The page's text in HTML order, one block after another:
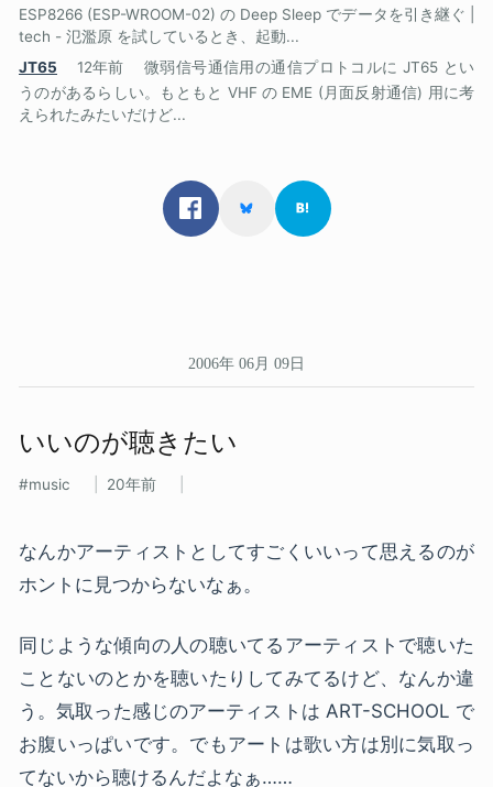
ESP8266 (ESP-WROOM-02) の Deep Sleep でデータを引き継ぐ |
tech - 氾濫原 を試しているとき、起動...
JT65
12年前
微弱信号通信用の通信プロトコルに JT65 とい
うのがあるらしい。もともと VHF の EME (月面反射通信) 用に考
えられたみたいだけど...
2006年 06月 09日
いいのが​聴きたい
music 20年前
なんかアーティストとしてすごくいいって思えるのが
ホントに見つからないなぁ。
同じような傾向の人の聴いてるアーティストで聴いた
ことないのとかを聴いたりしてみてるけど、なんか違
う。気取った感じのアーティストは ART-SCHOOL で
お腹いっぱいです。でもアートは歌い方は別に気取っ
てないから聴けるんだよなぁ……